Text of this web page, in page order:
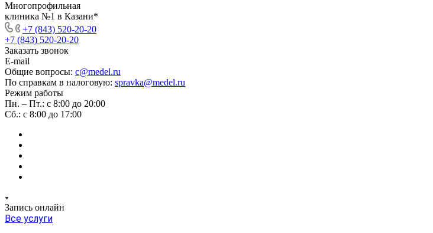
Многопрофильная
клиника №1 в Казани*
+7 (843) 520-20-20
+7 (843) 520-20-20
Заказать звонок
E-mail
Общие вопросы: c@medel.ru
По справкам в налоговую: spravka@medel.ru
Режим работы
Пн. – Пт.: с 8:00 до 20:00
Сб.: с 8:00 до 17:00
Запись онлайн
Все услуги